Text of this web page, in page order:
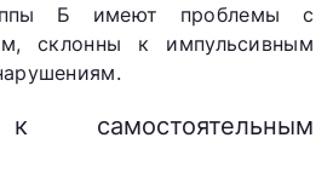
Б имеют проблемы с
склонны к импульсивным
самостоятельным